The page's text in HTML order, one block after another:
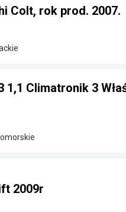
Colt, rok prod. 2007.
1,1 Climatronik 3
2009r